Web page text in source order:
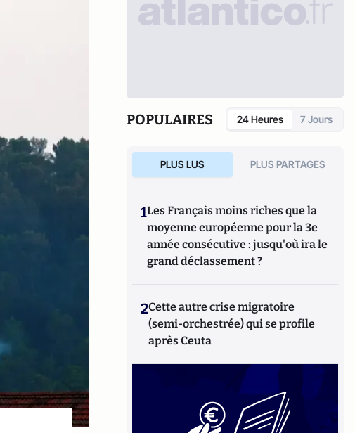
POPULAIRES 24 Heures 7 Jours
PLUS LUS PLUS PARTAGES
1Les Français moins riches que la
moyenne européenne pour la 3e
année consécutive : jusqu'où ira le
grand déclassement ?
2Cette autre crise migratoire
(semi-orchestrée) qui se profile
après Ceuta